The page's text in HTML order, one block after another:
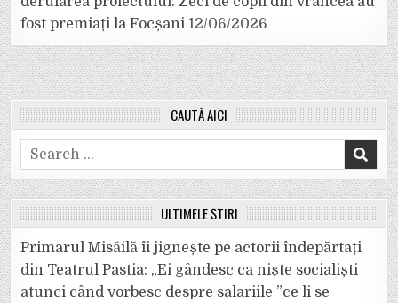
fost premiați la Focșani 12/06/2026
CAUTĂ AICI
Search
for:
ULTIMELE ȘTIRI
Primarul Misăilă îi jignește pe actorii îndepărtați
din Teatrul Pastia: „Ei gândesc ca niște socialiști
atunci când vorbesc despre salariile ”ce li se